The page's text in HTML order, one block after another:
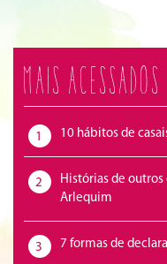
Mais acessados
1 10 hábitos de
2
Histórias de
Arlequim
3 7 formas de